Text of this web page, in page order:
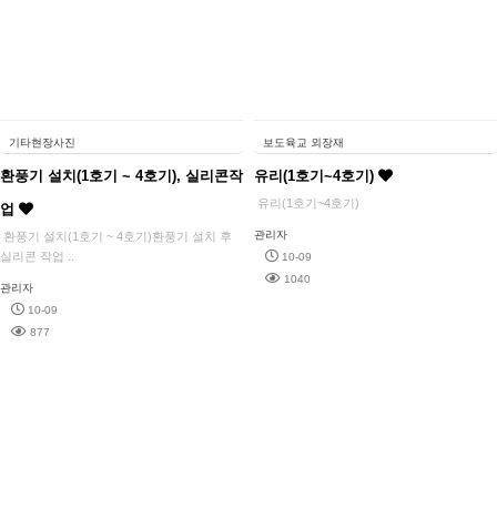
기타현장사진
환풍기 설치(1호기 ~ 4호기), 실리콘작
업
환풍기 설치(1호기 ~ 4호기)환풍기 설치 후
실리콘 작업 ..
관리자
10-09
877
보도육교 외장재
유리(1호기~4호기)
유리(1호기~4호기)
관리자
10-09
1040